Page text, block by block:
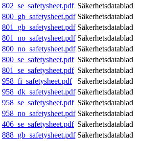
802_se_safetysheet.pdf Säkerhetsdatablad
800_gb_safetysheet.pdf Säkerhetsdatablad
801_gb_safetysheet.pdf Säkerhetsdatablad
801_no_safetysheet.pdf Säkerhetsdatablad
800_no_safetysheet.pdf Säkerhetsdatablad
800_se_safetysheet.pdf Säkerhetsdatablad
801_se_safetysheet.pdf Säkerhetsdatablad
958_fi_safetysheet.pdf
Säkerhetsdatablad
958_dk_safetysheet.pdf Säkerhetsdatablad
958_se_safetysheet.pdf Säkerhetsdatablad
958_no_safetysheet.pdf Säkerhetsdatablad
406_se_safetysheet.pdf Säkerhetsdatablad
888_gb_safetysheet.pdf Säkerhetsdatablad